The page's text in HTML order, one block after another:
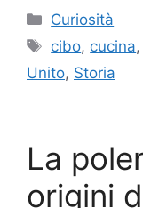
Categorie
Curiosità
Tag
cibo, cucina,
Unito, Storia
La
origini